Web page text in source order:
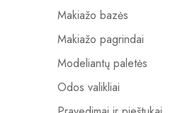
Makiažo bazės
Makiažo pagrindai
Modeliantų paletės
Odos valikliai